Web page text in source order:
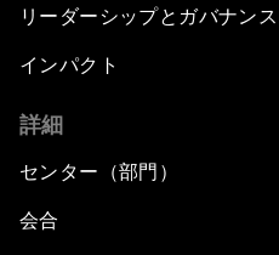
リーダーシップとガバナンス
インパクト
詳細
センター（部門）
会合